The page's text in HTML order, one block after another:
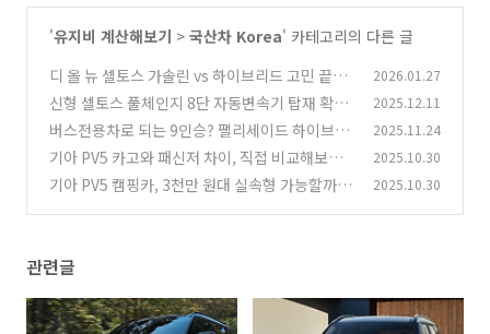
'유지비 계산해보기 > 국산차 Korea' 카테고리의 다른 글
디 올 뉴 셀토스 가솔린 vs 하이브리드 고민 끝내
는 선택 기준 3가지 (1)
2026.01.27
신형 셀토스 풀체인지 8단 자동변속기 탑재 확정:
울컥거림 잡은 1.6 터보와 하이브리드 실연비 주
행감 완벽 분석
(0)
2025.12.11
버스전용차로 되는 9인승? 팰리세이드 하이브리
드 구매 전 꼭 알아야 할 현실 리뷰 (0)
2025.11.24
기아 PV5 카고와 패신저 차이, 직접 비교해보니
‘목적’이 완전히 다르다
(0)
2025.10.30
기아 PV5 캠핑카, 3천만 원대 실속형 가능할까?
2025.10.30
관련글